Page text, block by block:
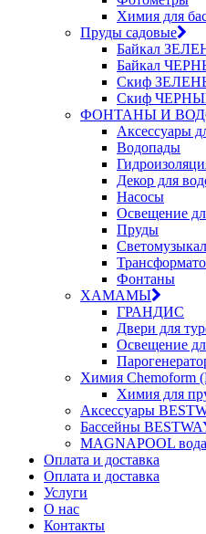
Химия для
Пруды садовые
Байкал
Байкал
Скиф
Скиф
ФОНТАНЫ И
Аксессуары
Водопады
Декор для
Насосы
Освещение
Пруды
Фонтаны
ХАМАМЫ
ГРАНДИС
Двери для
Освещение
Химия Chemoform
Химия для
Аксессуары
Бассейны
MAGNAPOOL вода
Оплата и доставка
Оплата и доставка
Услуги
О нас
Контакты